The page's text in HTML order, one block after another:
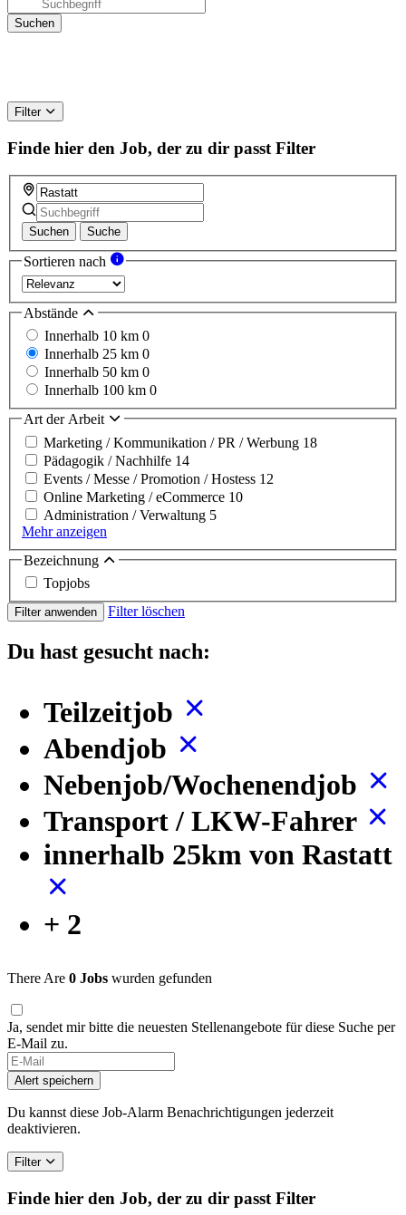
Filter
Finde hier den Job, der zu dir passt Filter
Suchen Suche
Sortieren nach
Abstände
Innerhalb 10 km 0
Innerhalb 25 km 0
Innerhalb 50 km 0
Innerhalb 100 km 0
Art der Arbeit
Marketing / Kommunikation / PR / Werbung 18
Pädagogik / Nachhilfe 14
Events / Messe / Promotion / Hostess 12
Online Marketing / eCommerce 10
Administration / Verwaltung 5
Mehr anzeigen
Bezeichnung
Topjobs
Filter anwenden Filter löschen
Du hast gesucht nach:
Teilzeitjob
Abendjob
Nebenjob/Wochenendjob
Transport / LKW-Fahrer
innerhalb 25km von Rastatt
+ 2
There Are 0 Jobs wurden gefunden
Ja, sendet mir bitte die neuesten Stellenangebote für diese Suche per
E-Mail zu.
Alert speichern
Du kannst diese Job-Alarm Benachrichtigungen jederzeit
deaktivieren.
Filter
Finde hier den Job, der zu dir passt Filter